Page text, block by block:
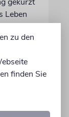
Leben
zu den
finden Sie